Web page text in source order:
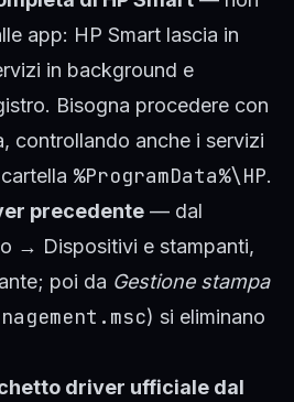
app: HP Smart lascia in
in background e
Bisogna procedere con
controllando anche i servizi
%ProgramData%\HP.
precedente — dal
→ Dispositivi e stampanti,
poi da Gestione stampa
) si eliminano
driver ufficiale dal